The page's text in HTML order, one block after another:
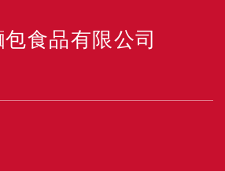
食品有限公司